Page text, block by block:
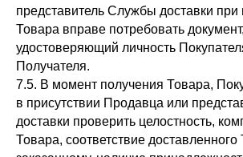
представитель Службы доставки при
Товара вправе потребовать документ,
удостоверяющий личность
Получателя.
7.5. В момент получения Товара,
в присутствии Продавца или
доставки проверить целостность,
Товара, соответствие доставленного